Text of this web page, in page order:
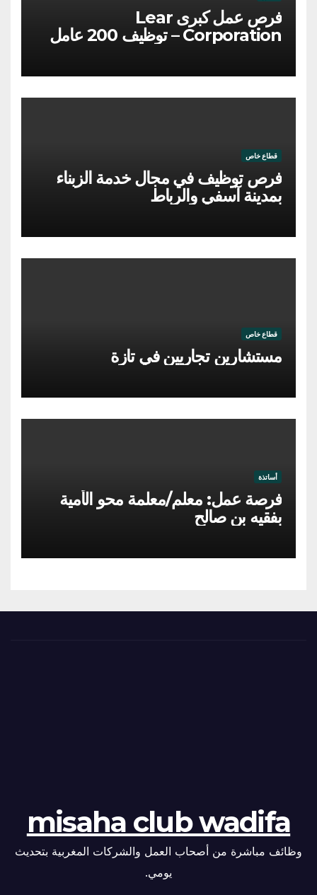
فرص عمل كبرى Lear
Corporation – توظيف 200 عامل
قطاع خاص
فرص توظيف في مجال خدمة الزبناء
بمدينة آسفي والرباط
قطاع خاص
مستشارين تجاريين في تازة
أساتذة
فرصة عمل: معلم/معلمة محو الأمية
بفقيه بن صالح
misaha club wadifa
وظائف مباشرة من أصحاب العمل والشركات المغربية بتحديث
يومي.